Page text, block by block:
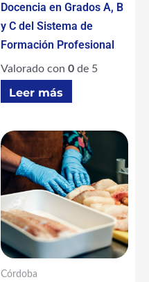
Docencia en Grados A, B
y C del Sistema de
Formación Profesional
Valorado con 0 de 5
Leer más
Córdoba